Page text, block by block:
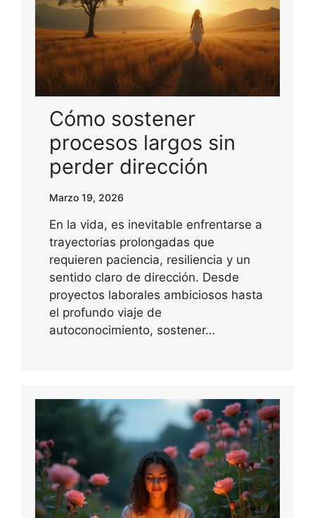
Cómo sostener
procesos largos sin
perder dirección
Marzo 19, 2026
En la vida, es inevitable enfrentarse a
trayectorias prolongadas que
requieren paciencia, resiliencia y un
sentido claro de dirección. Desde
proyectos laborales ambiciosos hasta
el profundo viaje de
autoconocimiento, sostener…